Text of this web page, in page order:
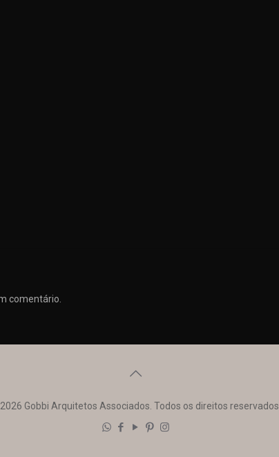
comentário.
Gobbi Arquitetos Associados. Todos os direitos reservados.